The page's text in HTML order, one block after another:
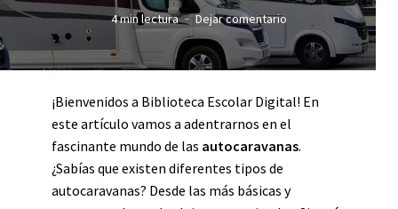
4 min lectura Dejar comentario
¡Bienvenidos a Biblioteca Escolar Digital! En
este artículo vamos a adentrarnos en el
fascinante mundo de las autocaravanas.
¿Sabías que existen diferentes tipos de
autocaravanas? Desde las más básicas y